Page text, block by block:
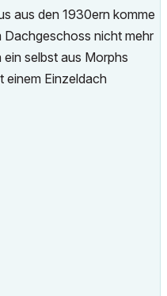
aus den 1930ern komme
Dachgeschoss nicht mehr
selbst aus Morphs
einem Einzeldach